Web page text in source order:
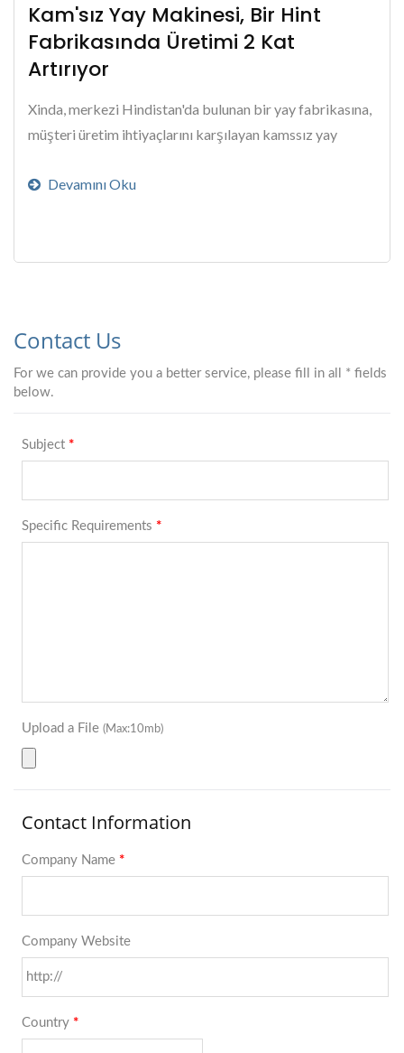
Kam'sız Yay Makinesi, Bir Hint
Fabrikasında Üretimi 2 Kat
Artırıyor
Xinda, merkezi Hindistan'da bulunan bir yay fabrikasına,
müşteri üretim ihtiyaçlarını karşılayan kamssız yay
Devamını Oku